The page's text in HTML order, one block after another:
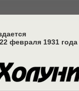
февраля 1931 года